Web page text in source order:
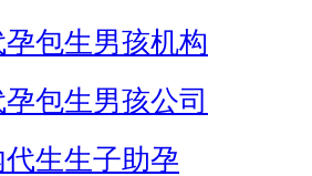
包生男孩机构
包生男孩公司
代生生子助孕